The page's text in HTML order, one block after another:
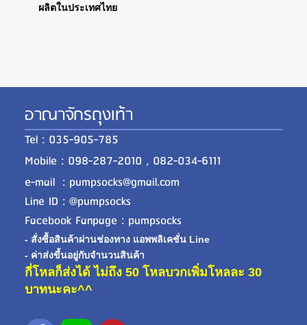
ผลิตในประเทศไทย
อาณาจักรถุงเท้า
Tel : 035-905-785
Mobile : 098-287-2010 , 082-034-6111
e-mail : pumpsocks@gmail.com
Line ID : @pumpsocks
Facebook Fanpage : pumpsocks
- สั่งซื้อสินค้าผ่านช่องทาง แอพพลิเคชั่น Line
- ค่าส่งขี้นอยู่กับจำนวนสินค้า
กี่โหลก็ส่งได้ ไม่ถึง 50 โหลบวกเพิ่มโหลละ 30
บาทนะคะ^^